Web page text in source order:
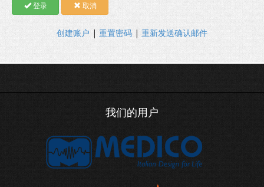
登录 取消
创建账户 | 重置密码 | 重新发送确认邮件
我们的用户